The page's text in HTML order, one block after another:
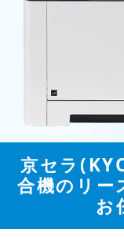
京セラ
合機のリー
お